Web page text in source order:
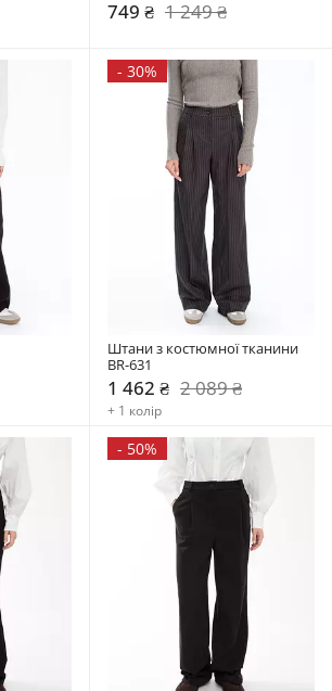
749 ₴ 1 249 ₴
- 30%
Штани з костюмної тканини
BR-631
1 462 ₴ 2 089 ₴
+ 1 колір
- 50%